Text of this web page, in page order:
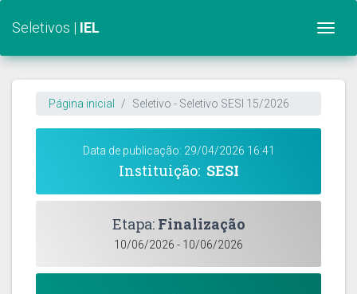
Seletivos | IEL
Página inicial Seletivo - Seletivo SESI 15/2026
Data de publicação: 29/04/2026 16:41
Instituição: SESI
Etapa:Finalização
10/06/2026 - 10/06/2026